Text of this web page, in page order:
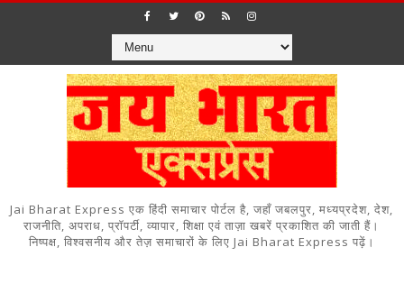
Jai Bharat Express एक हिंदी समाचार पोर्टल है, जहाँ जबलपुर, मध्यप्रदेश, देश,
राजनीति, अपराध, प्रॉपर्टी, व्यापार, शिक्षा एवं ताज़ा खबरें प्रकाशित की जाती हैं।
निष्पक्ष, विश्वसनीय और तेज़ समाचारों के लिए Jai Bharat Express पढ़ें।